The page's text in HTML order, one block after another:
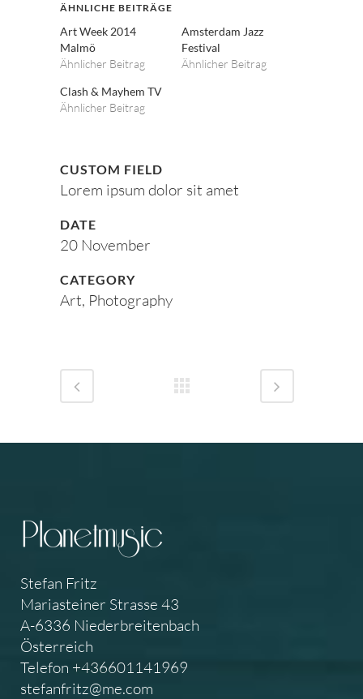
ÄHNLICHE BEITRÄGE
Art Week 2014
Malmö
Ähnlicher Beitrag
Amsterdam Jazz
Festival
Ähnlicher Beitrag
Clash & Mayhem TV
Ähnlicher Beitrag
CUSTOM FIELD
Lorem ipsum dolor sit amet
DATE
20 November
CATEGORY
Art, Photography
Stefan Fritz
Mariasteiner Strasse 43
A-6336 Niederbreitenbach
Österreich
Telefon +436601141969
stefanfritz@me.com